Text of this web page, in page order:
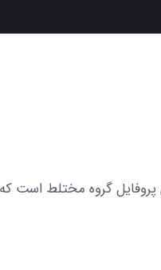
می‌کنیم. این مجموعه شامل 30 عکس از ایده های